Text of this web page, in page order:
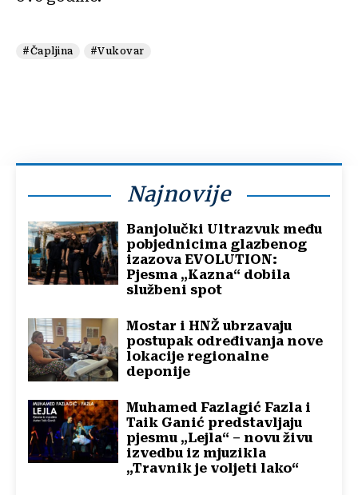
#Čapljina #Vukovar
Najnovije
Banjolučki Ultrazvuk među
pobjednicima glazbenog
izazova EVOLUTION:
Pjesma „Kazna“ dobila
službeni spot
Mostar i HNŽ ubrzavaju
postupak određivanja nove
lokacije regionalne
deponije
Muhamed Fazlagić Fazla i
Taik Ganić predstavljaju
pjesmu „Lejla“ – novu živu
izvedbu iz mjuzikla
„Travnik je voljeti lako“